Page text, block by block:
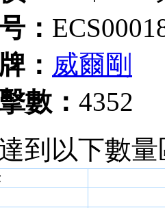
：
： 威爾剛
數： 4352
到以下數